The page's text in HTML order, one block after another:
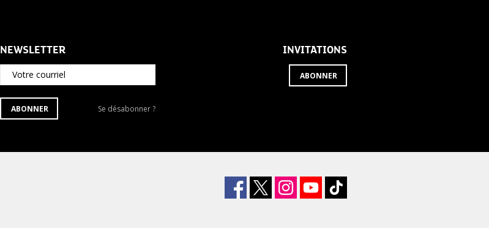
NEWSLETTER
Votre courriel
S'ABONNER
À
ABONNER
Se
newsletter
Se désabonner ?
INVITATIONS
ABONNER